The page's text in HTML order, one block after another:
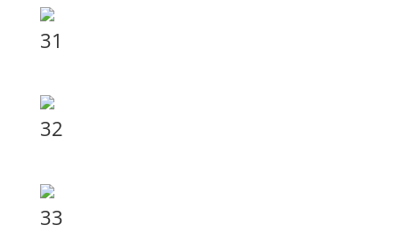
31
32
33